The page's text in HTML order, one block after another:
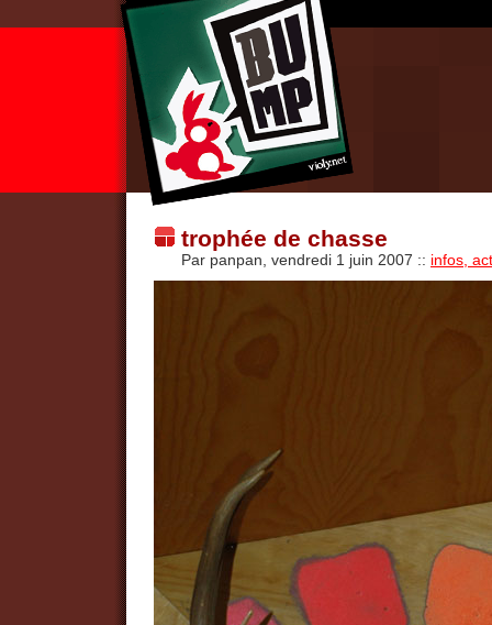
trophée de chasse
Par panpan, vendredi 1 juin 2007 :: infos,